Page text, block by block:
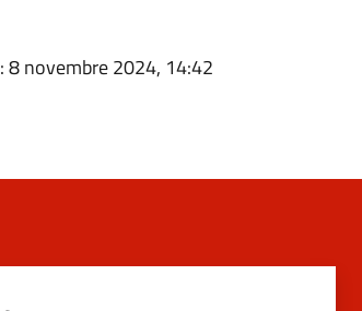
: 8 novembre 2024, 14:42